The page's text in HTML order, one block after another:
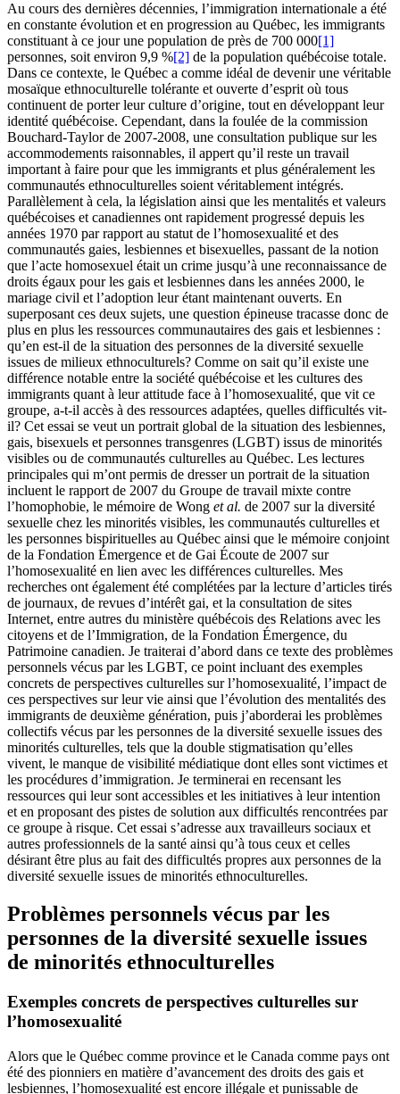
Au cours des dernières décennies, l’immigration internationale a été
en constante évolution et en progression au Québec, les immigrants
constituant à ce jour une population de près de 700 000[1]
personnes, soit environ 9,9 %[2] de la population québécoise totale.
Dans ce contexte, le Québec a comme idéal de devenir une véritable
mosaïque ethnoculturelle tolérante et ouverte d’esprit où tous
continuent de porter leur culture d’origine, tout en développant leur
identité québécoise. Cependant, dans la foulée de la commission
Bouchard-Taylor de 2007-2008, une consultation publique sur les
accommodements raisonnables, il appert qu’il reste un travail
important à faire pour que les immigrants et plus généralement les
communautés ethnoculturelles soient véritablement intégrés.
Parallèlement à cela, la législation ainsi que les mentalités et valeurs
québécoises et canadiennes ont rapidement progressé depuis les
années 1970 par rapport au statut de l’homosexualité et des
communautés gaies, lesbiennes et bisexuelles, passant de la notion
que l’acte homosexuel était un crime jusqu’à une reconnaissance de
droits égaux pour les gais et lesbiennes dans les années 2000, le
mariage civil et l’adoption leur étant maintenant ouverts. En
superposant ces deux sujets, une question épineuse tracasse donc de
plus en plus les ressources communautaires des gais et lesbiennes :
qu’en est-il de la situation des personnes de la diversité sexuelle
issues de milieux ethnoculturels? Comme on sait qu’il existe une
différence notable entre la société québécoise et les cultures des
immigrants quant à leur attitude face à l’homosexualité, que vit ce
groupe, a-t-il accès à des ressources adaptées, quelles difficultés vit-
il? Cet essai se veut un portrait global de la situation des lesbiennes,
gais, bisexuels et personnes transgenres (LGBT) issus de minorités
visibles ou de communautés culturelles au Québec. Les lectures
principales qui m’ont permis de dresser un portrait de la situation
incluent le rapport de 2007 du Groupe de travail mixte contre
l’homophobie, le mémoire de Wong et al. de 2007 sur la diversité
sexuelle chez les minorités visibles, les communautés culturelles et
les personnes bispirituelles au Québec ainsi que le mémoire conjoint
de la Fondation Émergence et de Gai Écoute de 2007 sur
l’homosexualité en lien avec les différences culturelles. Mes
recherches ont également été complétées par la lecture d’articles tirés
de journaux, de revues d’intérêt gai, et la consultation de sites
Internet, entre autres du ministère québécois des Relations avec les
citoyens et de l’Immigration, de la Fondation Émergence, du
Patrimoine canadien. Je traiterai d’abord dans ce texte des problèmes
personnels vécus par les LGBT, ce point incluant des exemples
concrets de perspectives culturelles sur l’homosexualité, l’impact de
ces perspectives sur leur vie ainsi que l’évolution des mentalités des
immigrants de deuxième génération, puis j’aborderai les problèmes
collectifs vécus par les personnes de la diversité sexuelle issues des
minorités culturelles, tels que la double stigmatisation qu’elles
vivent, le manque de visibilité médiatique dont elles sont victimes et
les procédures d’immigration. Je terminerai en recensant les
ressources qui leur sont accessibles et les initiatives à leur intention
et en proposant des pistes de solution aux difficultés rencontrées par
ce groupe à risque. Cet essai s’adresse aux travailleurs sociaux et
autres professionnels de la santé ainsi qu’à tous ceux et celles
désirant être plus au fait des difficultés propres aux personnes de la
diversité sexuelle issues de minorités ethnoculturelles.
Problèmes personnels vécus par les
personnes de la diversité sexuelle issues
de minorités ethnoculturelles
Exemples concrets de perspectives culturelles sur
l’homosexualité
Alors que le Québec comme province et le Canada comme pays ont
été des pionniers en matière d’avancement des droits des gais et
lesbiennes, l’homosexualité est encore illégale et punissable de